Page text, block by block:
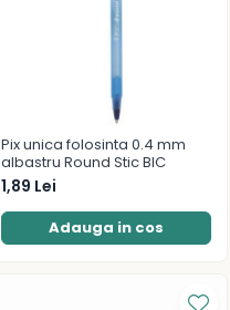
Pix unica folosinta 0.4 mm
albastru Round Stic BIC
1,89 Lei
Adauga in cos